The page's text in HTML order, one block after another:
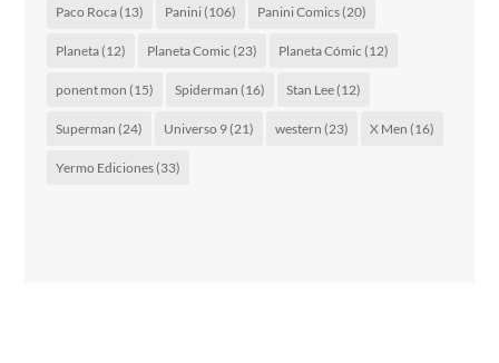
Paco Roca(13) Panini(106) Panini Comics(20)
Planeta(12) Planeta Comic (23) Planeta Cómic (12)
ponent mon (15) Spiderman (16) Stan Lee(12)
Superman (24) Universo 9(21) western (23) X Men (16)
Yermo Ediciones(33)